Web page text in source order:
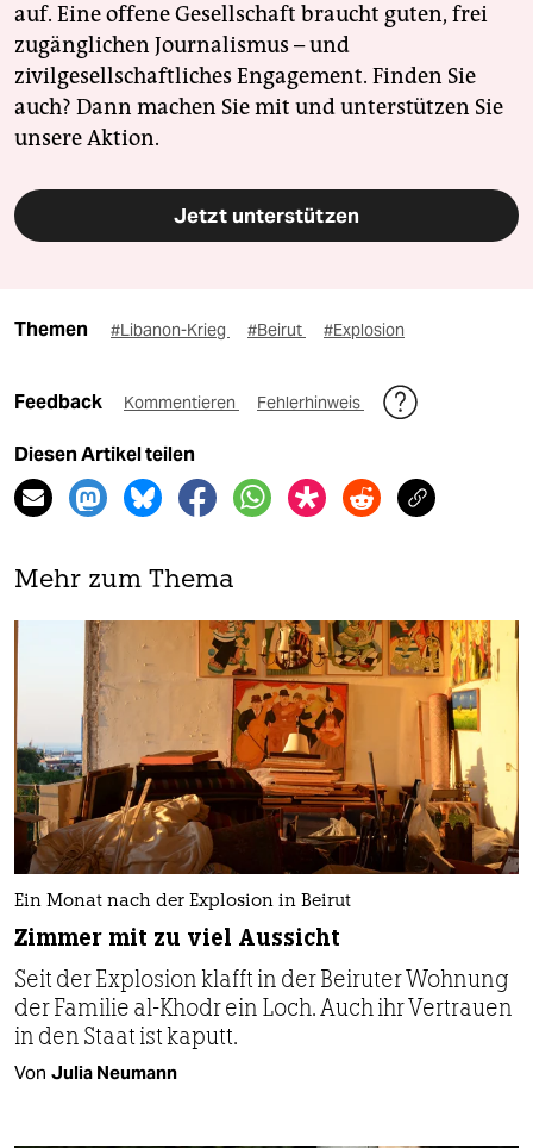
auf. Eine offene Gesellschaft braucht guten, frei
zugänglichen Journalismus – und
zivilgesellschaftliches Engagement. Finden Sie
auch? Dann machen Sie mit und unterstützen Sie
unsere Aktion.
Jetzt unterstützen
Themen #Libanon-Krieg #Beirut #Explosion
Feedback Kommentieren Fehlerhinweis
Diesen Artikel teilen
Mehr zum Thema
Ein Monat nach der Explosion in Beirut
Zimmer mit zu viel Aussicht
Seit der Explosion klafft in der Beiruter Wohnung
der Familie al-­Khodr ein Loch. Auch ihr Vertrauen
in den Staat ist kaputt.
Von Julia Neumann